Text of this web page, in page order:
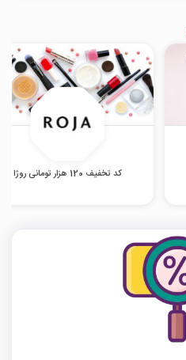
کد تخفیف 120 هزار تومانی روژا